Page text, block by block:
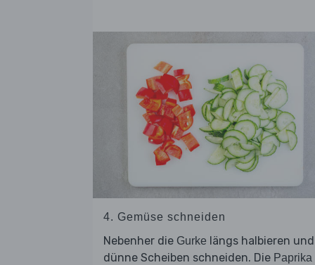
4. Gemüse schneiden
Nebenher die Gurke längs halbieren
dünne Scheiben schneiden. Die Paprika